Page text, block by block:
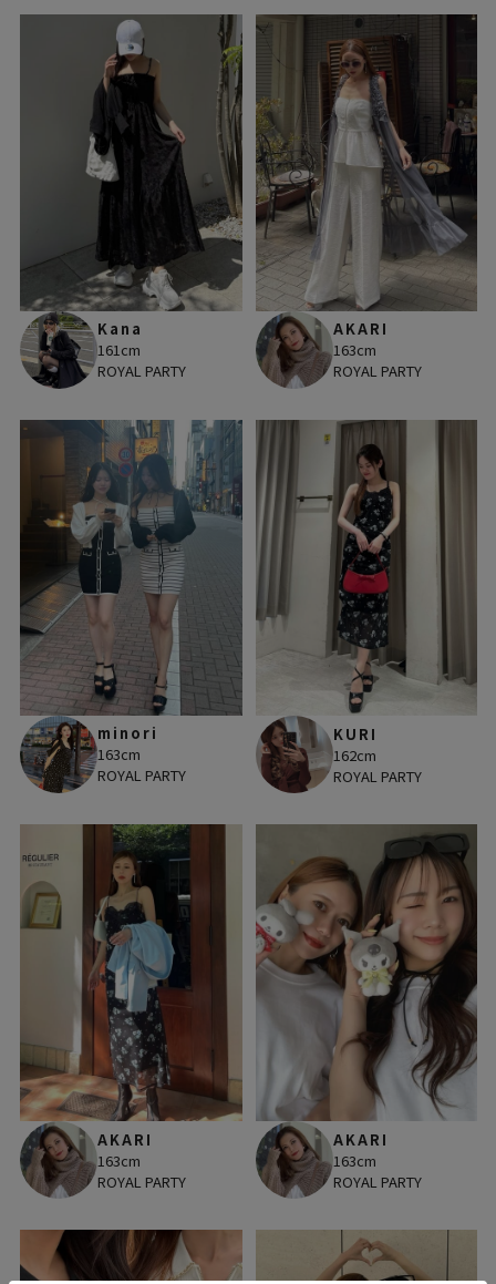
Kana
161cm
ROYAL PARTY
AKARI
163cm
ROYAL PARTY
minori
163cm
ROYAL PARTY
KURI
162cm
ROYAL PARTY
AKARI
163cm
ROYAL PARTY
AKARI
163cm
ROYAL PARTY